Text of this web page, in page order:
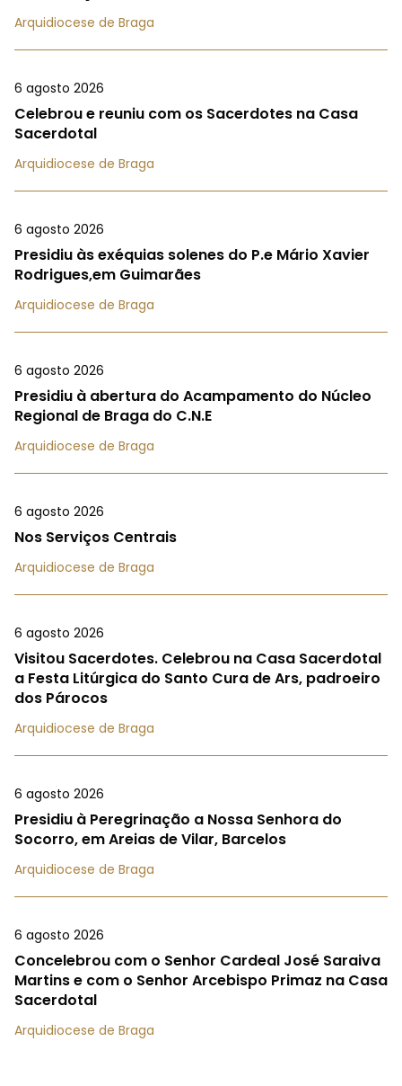
Arquidiocese de Braga
6 agosto 2026
Celebrou e reuniu com os Sacerdotes na Casa
Sacerdotal
Arquidiocese de Braga
6 agosto 2026
Presidiu às exéquias solenes do P.e Mário Xavier
Rodrigues,em Guimarães
Arquidiocese de Braga
6 agosto 2026
Presidiu à abertura do Acampamento do Núcleo
Regional de Braga do C.N.E
Arquidiocese de Braga
6 agosto 2026
Nos Serviços Centrais
Arquidiocese de Braga
6 agosto 2026
Visitou Sacerdotes. Celebrou na Casa Sacerdotal
a Festa Litúrgica do Santo Cura de Ars, padroeiro
dos Párocos
Arquidiocese de Braga
6 agosto 2026
Presidiu à Peregrinação a Nossa Senhora do
Socorro, em Areias de Vilar, Barcelos
Arquidiocese de Braga
6 agosto 2026
Concelebrou com o Senhor Cardeal José Saraiva
Martins e com o Senhor Arcebispo Primaz na Casa
Sacerdotal
Arquidiocese de Braga